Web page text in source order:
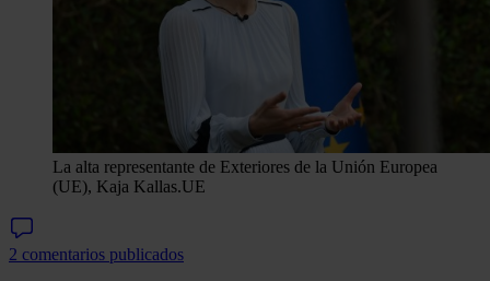
La alta representante de Exteriores de la Unión Europea
(UE), Kaja Kallas.UE
2 comentarios publicados